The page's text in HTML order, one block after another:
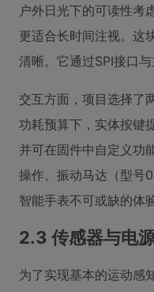
户外日光下的可读性考
更适合长时间注视。这
清晰。它通过SPI接口
交互方面，项目选择了
功耗预算下，实体按键
并可在固件中自定义功
操作。振动马达（型号
智能手表不可或缺的体验
2.3 传感器与电
为了实现基本的运动感